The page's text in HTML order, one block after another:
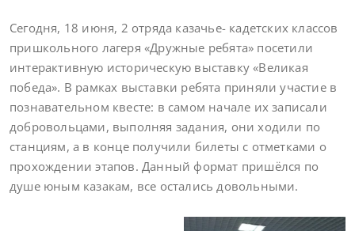
Сегодня, 18 июня, 2 отряда казачье- кадетских классов
пришкольного лагеря «Дружные ребята» посетили
интерактивную историческую выставку «Великая
победа». В рамках выставки ребята приняли участие в
познавательном квесте: в самом начале их записали
добровольцами, выполняя задания, они ходили по
станциям, а в конце получили билеты с отметками о
прохождении этапов. Данный формат пришёлся по
душе юным казакам, все остались довольными.